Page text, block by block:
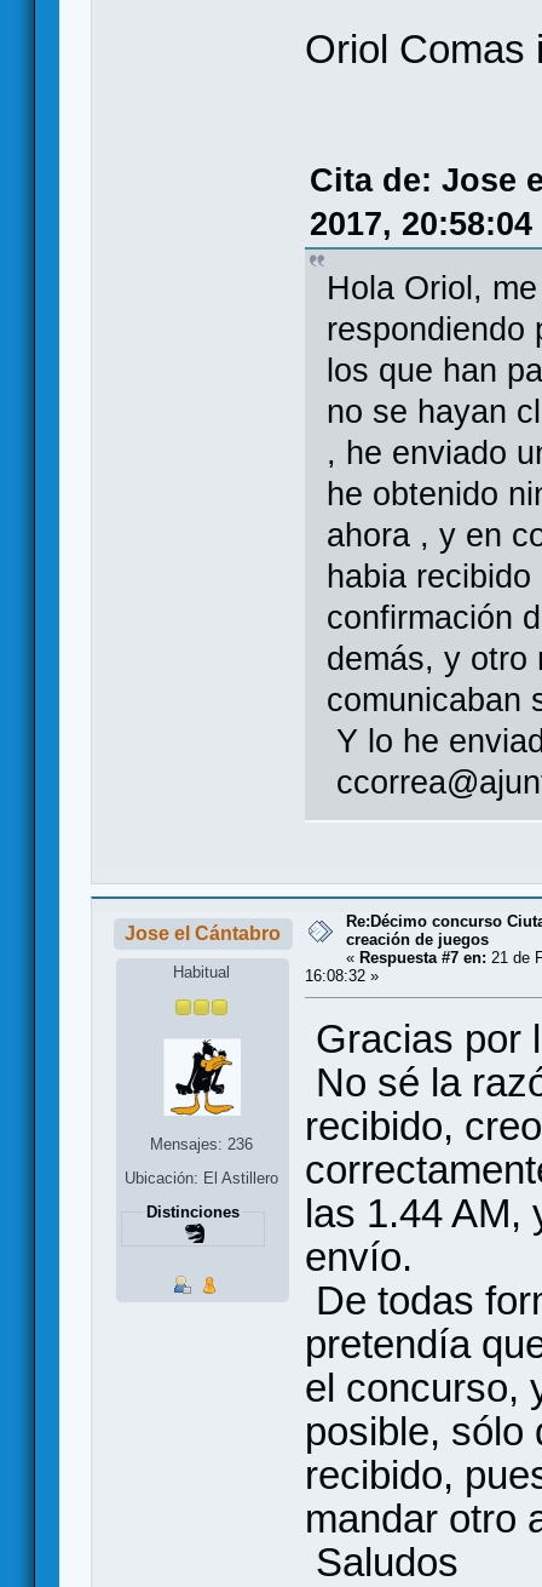
Oriol Comas
Cita de: Jose
2017, 20:58:04
Hola Oriol,
respondiendo
los que han
no se hayan
, he enviado
he obtenido
ahora , y en
habia
confirmación
demás, y otro
comunicaban
Y lo he
Jose el Cántabro
Habitual
Mensajes: 236
Ubicación: El Astillero
Distinciones
Re:Décimo concurso
creación de juegos
« Respuesta #7 en: 21 de
16:08:32 »
Gracias por
No sé la
recibido,
las 1.44 AM,
envío.
De todas
pretendía
el concurso,
posible, sólo
recibido,
mandar otro
Saludos